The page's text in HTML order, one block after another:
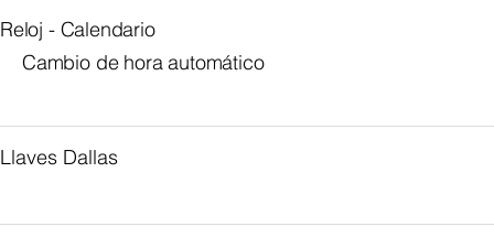
Reloj - Calendario
Cambio de hora automático
Llaves Dallas